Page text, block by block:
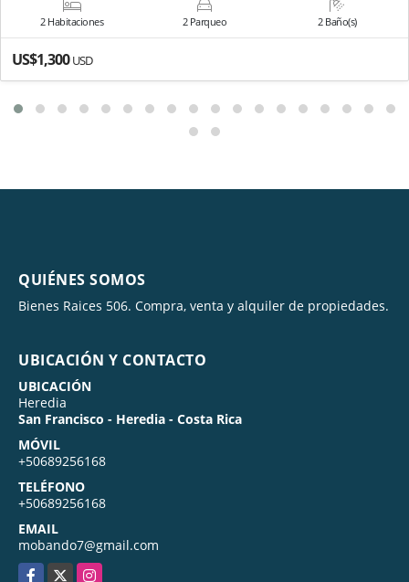
2 Habitaciones 2 Parqueo 2 Baño(s)
US$1,300USD
QUIÉNES SOMOS
Bienes Raices 506. Compra, venta y alquiler de propiedades.
UBICACIÓN Y CONTACTO
UBICACIÓN
Heredia
San Francisco - Heredia - Costa Rica
MÓVIL
+50689256168
TELÉFONO
+50689256168
EMAIL
mobando7@gmail.com
Facebook
X Instagram